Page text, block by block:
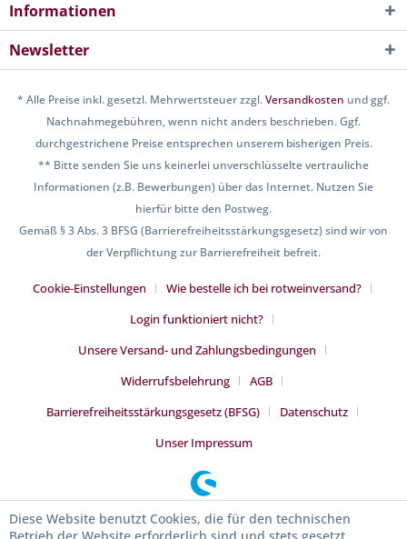
Informationen
Newsletter
* Alle Preise inkl. gesetzl. Mehrwertsteuer zzgl.Versandkosten und ggf.
Nachnahmegebühren, wenn nicht anders beschrieben. Ggf.
durchgestrichene Preise entsprechen unserem bisherigen Preis.
** Bitte senden Sie uns keinerlei unverschlüsselte vertrauliche
Informationen (z.B. Bewerbungen) über das Internet. Nutzen Sie
hierfür bitte den Postweg.
Gemäß § 3 Abs. 3 BFSG (Barrierefreiheitsstärkungsgesetz) sind wir von
der Verpflichtung zur Barrierefreiheit befreit.
Cookie-Einstellungen
Wie bestelle ich bei rotweinversand?
Login funktioniert nicht?
Unsere Versand- und Zahlungsbedingungen
Widerrufsbelehrung
AGB
Barrierefreiheitsstärkungsgesetz (BFSG)
Datenschutz
Unser Impressum
Diese Website benutzt Cookies, die für den technischen